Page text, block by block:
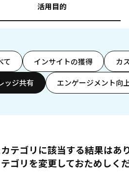
活用目的
て インサイトの獲得 カ
ッジ共有 エンゲージメント向
テゴリに該当する結果はあ
ゴリを変更しておためしくだ